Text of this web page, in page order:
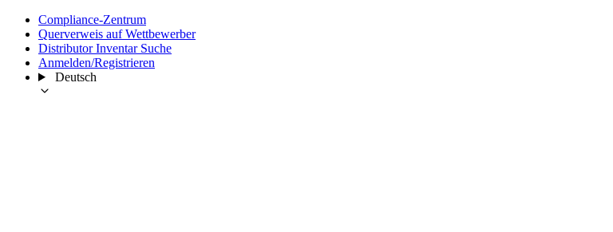
Compliance-Zentrum
Querverweis auf Wettbewerber
Distributor Inventar Suche
Anmelden/Registrieren
Deutsch